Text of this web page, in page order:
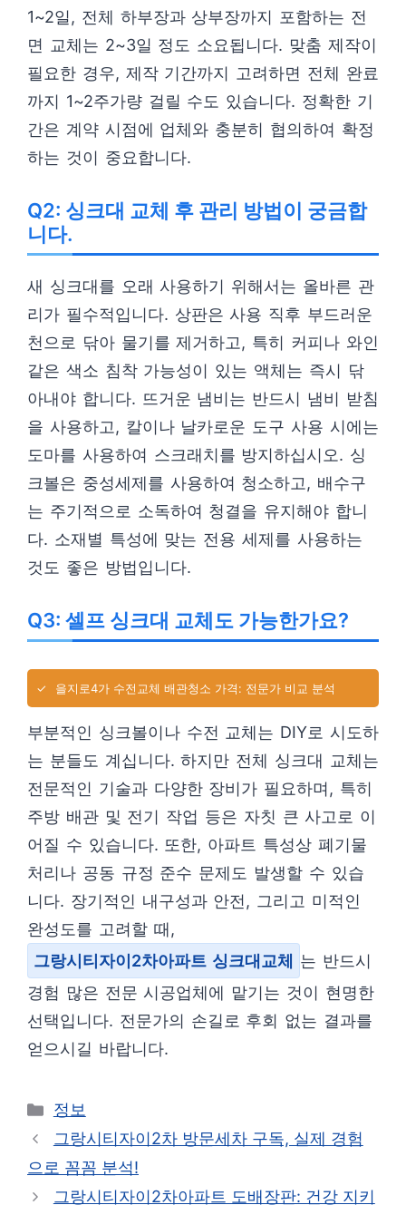
1~2일, 전체 하부장과 상부장까지 포함하는 전
면 교체는 2~3일 정도 소요됩니다. 맞춤 제작이
필요한 경우, 제작 기간까지 고려하면 전체 완료
까지 1~2주가량 걸릴 수도 있습니다. 정확한 기
간은 계약 시점에 업체와 충분히 협의하여 확정
하는 것이 중요합니다.
Q2: 싱크대 교체 후 관리 방법이 궁금합
니다.
새 싱크대를 오래 사용하기 위해서는 올바른 관
리가 필수적입니다. 상판은 사용 직후 부드러운
천으로 닦아 물기를 제거하고, 특히 커피나 와인
같은 색소 침착 가능성이 있는 액체는 즉시 닦
아내야 합니다. 뜨거운 냄비는 반드시 냄비 받침
을 사용하고, 칼이나 날카로운 도구 사용 시에는
도마를 사용하여 스크래치를 방지하십시오. 싱
크볼은 중성세제를 사용하여 청소하고, 배수구
는 주기적으로 소독하여 청결을 유지해야 합니
다. 소재별 특성에 맞는 전용 세제를 사용하는
것도 좋은 방법입니다.
Q3: 셀프 싱크대 교체도 가능한가요?
✓ 을지로4가 수전교체 배관청소 가격: 전문가 비교 분석
부분적인 싱크볼이나 수전 교체는 DIY로 시도하
는 분들도 계십니다. 하지만 전체 싱크대 교체는
전문적인 기술과 다양한 장비가 필요하며, 특히
주방 배관 및 전기 작업 등은 자칫 큰 사고로 이
어질 수 있습니다. 또한, 아파트 특성상 폐기물
처리나 공동 규정 준수 문제도 발생할 수 있습
니다. 장기적인 내구성과 안전, 그리고 미적인
완성도를 고려할 때,
그랑시티자이2차아파트 싱크대교체
는 반드시
경험 많은 전문 시공업체에 맡기는 것이 현명한
선택입니다. 전문가의 손길로 후회 없는 결과를
얻으시길 바랍니다.
카
테
리
정보
그랑시티자이2차 방문세차 구독, 실제 경험
으로 꼼꼼 분석!
그랑시티자이2차아파트 도배장판: 건강 지키